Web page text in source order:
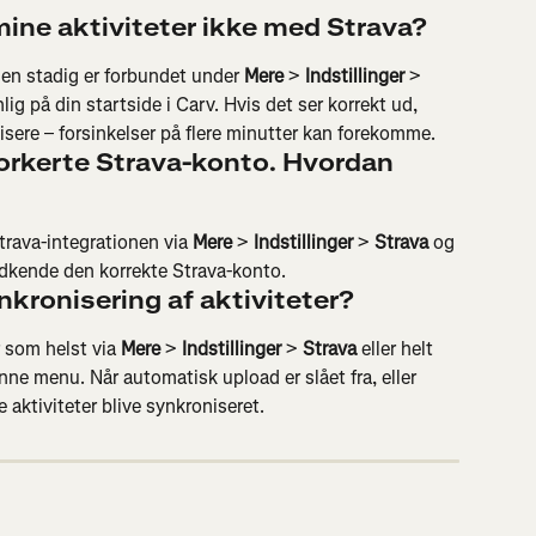
aktiviteter ikke med Strava?
stadig er forbundet under Mere > Indstillinger >
på din startside i Carv. Hvis det ser korrekt ud,
– forsinkelser på flere minutter kan forekomme.
Strava-konto. Hvordan
integrationen via Mere > Indstillinger > Strava og
den korrekte Strava-konto.
af aktiviteter?
helst via Mere > Indstillinger > Strava eller helt
menu. Når automatisk upload er slået fra, eller
aktiviteter blive synkroniseret.